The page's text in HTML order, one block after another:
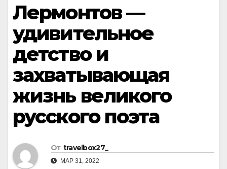
Лермонтов —
удивительное
детство и
захватывающая
жизнь великого
русского поэта
От travelbox27_
МАР 31, 2022